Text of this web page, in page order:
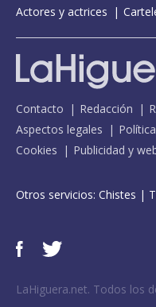
Actores y actrices
Contacto Redacción
Aspectos legales
Cookies
Publicidad y
Otros servicios: Chistes |
LaHiguera.net. Todos los